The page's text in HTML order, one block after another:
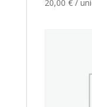
20,00 € /